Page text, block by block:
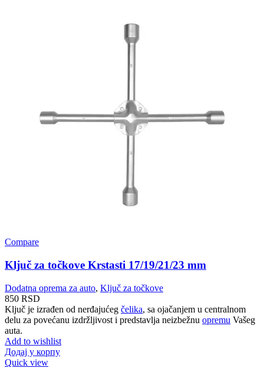
Compare
Ključ za točkove Krstasti 17/19/21/23 mm
Dodatna oprema za auto, Ključ za točkove
850 RSD
Ključ je izrađen od nerđajućeg čelika, sa ojačanjem u centralnom
delu za povećanu izdržljivost i predstavlja neizbežnu opremu Vašeg
auta.
Add to wishlist
Додај у корпу
Quick view